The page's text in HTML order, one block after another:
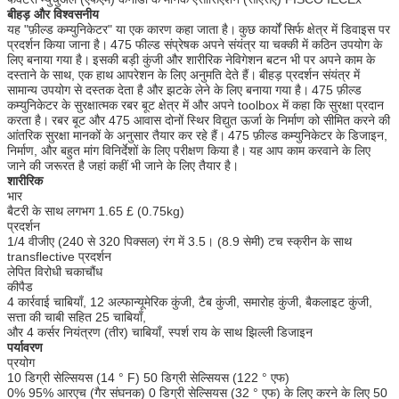
बीहड़ और विश्वसनीय
यह "फ़ील्ड कम्युनिकेटर" या एक कारण कहा जाता है। कुछ कार्यों सिर्फ क्षेत्र में डिवाइस पर
प्रदर्शन किया जाना है। 475 फील्ड संप्रेषक अपने संयंत्र या चक्की में कठिन उपयोग के
लिए बनाया गया है। इसकी बड़ी कुंजी और शारीरिक नेविगेशन बटन भी पर अपने काम के
दस्ताने के साथ, एक हाथ आपरेशन के लिए अनुमति देते हैं। बीहड़ प्रदर्शन संयंत्र में
सामान्य उपयोग से दस्तक देता है और झटके लेने के लिए बनाया गया है। 475 फ़ील्ड
कम्युनिकेटर के सुरक्षात्मक रबर बूट क्षेत्र में और अपने toolbox में कहा कि सुरक्षा प्रदान
करता है। रबर बूट और 475 आवास दोनों स्थिर विद्युत ऊर्जा के निर्माण को सीमित करने की
आंतरिक सुरक्षा मानकों के अनुसार तैयार कर रहे हैं। 475 फ़ील्ड कम्युनिकेटर के डिजाइन,
निर्माण, और बहुत मांग विनिर्देशों के लिए परीक्षण किया है। यह आप काम करवाने के लिए
जाने की जरूरत है जहां कहीं भी जाने के लिए तैयार है।
शारीरिक
भार
बैटरी के साथ लगभग 1.65 £ (0.75kg)
प्रदर्शन
1/4 वीजीए (240 से 320 पिक्सल) रंग में 3.5। (8.9 सेमी) टच स्क्रीन के साथ
transflective प्रदर्शन
लेपित विरोधी चकाचौंध
कीपैड
4 कार्रवाई चाबियाँ, 12 अल्फान्यूमेरिक कुंजी, टैब कुंजी, समारोह कुंजी, बैकलाइट कुंजी,
सत्ता की चाबी सहित 25 चाबियाँ,
और 4 कर्सर नियंत्रण (तीर) चाबियाँ, स्पर्श राय के साथ झिल्ली डिजाइन
पर्यावरण
प्रयोग
10 डिग्री सेल्सियस (14 ° F) 50 डिग्री सेल्सियस (122 ° एफ)
0% 95% आरएच (गैर संघनक) 0 डिग्री सेल्सियस (32 ° एफ) के लिए करने के लिए 50